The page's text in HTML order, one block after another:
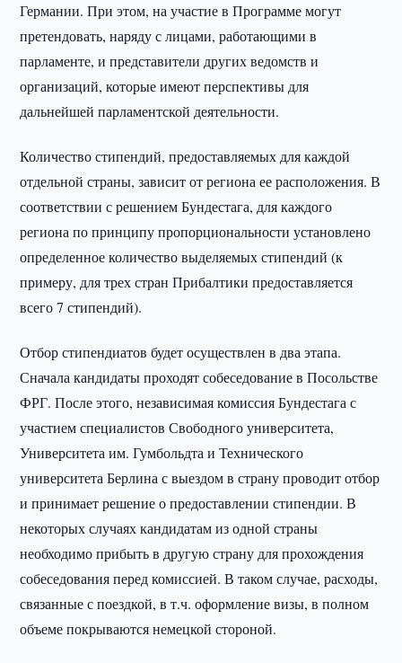
Германии. При этом, на участие в Программе могут
претендовать, наряду с лицами, работающими в
парламенте, и представители других ведомств и
организаций, которые имеют перспективы для
дальнейшей парламентской деятельности.
Количество стипендий, предоставляемых для каждой
отдельной страны, зависит от региона ее расположения. В
соответствии с решением Бундестага, для каждого
региона по принципу пропорциональности установлено
определенное количество выделяемых стипендий (к
примеру, для трех стран Прибалтики предоставляется
всего 7 стипендий).
Отбор стипендиатов будет осуществлен в два этапа.
Сначала кандидаты проходят собеседование в Посольстве
ФРГ. После этого, независимая комиссия Бундестага с
участием специалистов Свободного университета,
Университета им. Гумбольдта и Технического
университета Берлина с выездом в страну проводит отбор
и принимает решение о предоставлении стипендии. В
некоторых случаях кандидатам из одной страны
необходимо прибыть в другую страну для прохождения
собеседования перед комиссией. В таком случае, расходы,
связанные с поездкой, в т.ч. оформление визы, в полном
объеме покрываются немецкой стороной.